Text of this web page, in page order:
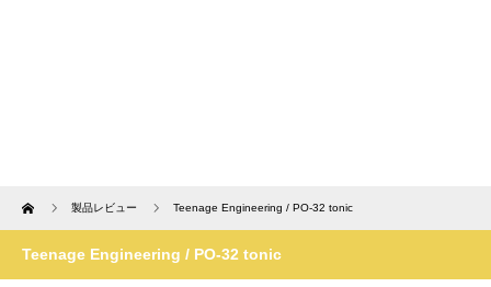
Home 製品レビュー Teenage Engineering / PO-32 tonic
Teenage Engineering / PO-32 tonic